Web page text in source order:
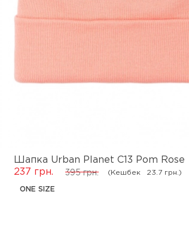
Шапка Urban Planet C13 Pom Rose
395 грн.
237 грн. (Кешбек 23.7 грн.)
ONE SIZE